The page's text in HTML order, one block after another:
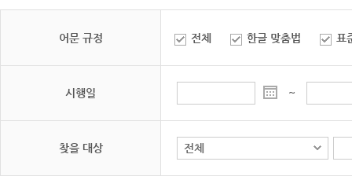
어문 규정 전체 한글 맞춤법 표
시행일 ~
찾을 대상